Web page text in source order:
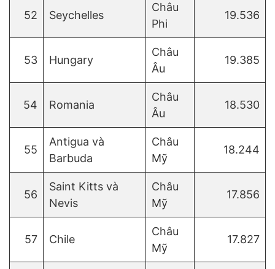
52 Seychelles
Châu
Phi
19.536
53 Hungary
Châu
Âu
19.385
54 Romania
Châu
Âu
18.530
55
Antigua và
Barbuda
Châu
Mỹ
18.244
56
Saint Kitts và
Nevis
Châu
Mỹ
17.856
57 Chile
Châu
Mỹ
17.827